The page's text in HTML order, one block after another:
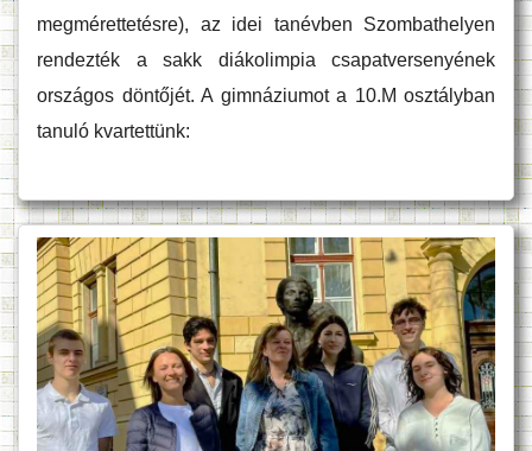
megmérettetésre), az idei tanévben Szombathelyen
rendezték a sakk diákolimpia csapatversenyének
országos döntőjét. A gimnáziumot a 10.M osztályban
tanuló kvartettünk: